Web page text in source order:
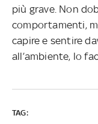
più grave. Non
comportamenti,
capire e sentire
all’ambiente, lo
TAG: